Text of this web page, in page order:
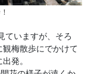
ていますが、そろ
梅散歩にでかけて
発。